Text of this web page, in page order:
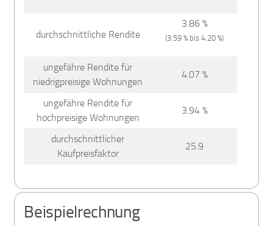
durchschnittliche Rendite
3.86 %
(3.59 % bis 4.20 %)
ungefähre Rendite für
niedrigpreisige Wohnungen
4.07 %
ungefähre Rendite für
hochpreisige Wohnungen
3.94 %
durchschnittlicher
Kaufpreisfaktor
25.9
Beispielrechnung